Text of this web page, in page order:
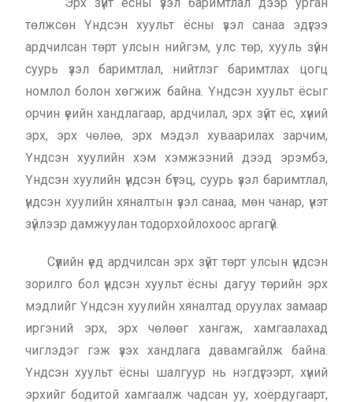
Эрх зүйт ёсны үзэл баримтлал дээр урган
төлжсөн Үндсэн хуульт ёсны үзэл санаа эдүгээ
ардчилсан төрт улсын нийгэм, улс төр, хууль зүйн
суурь үзэл баримтлал, нийтлэг баримтлах цогц
номлол болон хөгжиж байна. Үндсэн хуульт ёсыг
орчин үеийн хандлагаар, ардчилал, эрх зүйт ёс, хүний
эрх, эрх чөлөө, эрх мэдэл хуваарилах зарчим,
Үндсэн хуулийн хэм хэмжээний дээд эрэмбэ,
Үндсэн хуулийн үндсэн бүтэц, суурь үзэл баримтлал,
үндсэн хуулийн хяналтын үзэл санаа, мөн чанар, үнэт
зүйлээр дамжуулан тодорхойлохоос аргагүй.
Сүүлийн үед ардчилсан эрх зүйт төрт улсын үндсэн
зорилго бол үндсэн хуульт ёсны дагуу төрийн эрх
мэдлийг Үндсэн хуулийн хяналтад оруулах замаар
иргэний эрх, эрх чөлөөг хангаж, хамгаалахад
чиглэдэг гэж үзэх хандлага давамгайлж байна.
Үндсэн хуульт ёсны шалгуур нь нэгдүгээрт, хүний
эрхийг бодитой хамгаалж чадсан уу, хоёрдугаарт,